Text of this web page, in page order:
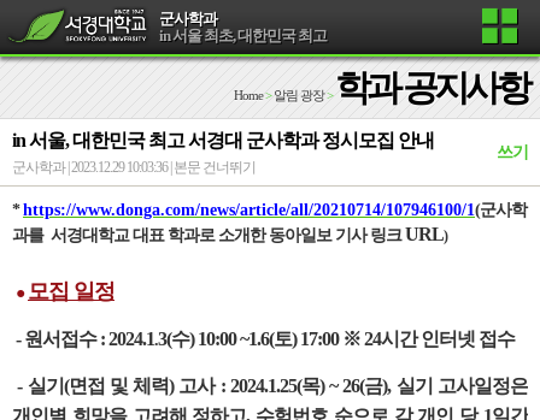
군사학과
in 서울 최초, 대한민국 최고
Home> 알림 광장> 학과 공지사항
in 서울, 대한민국 최고 서경대 군사학과 정시모집 안내
쓰기
군사학과 | 2023.12.29 10:03:36 | 본문 건너뛰기
*https://www.donga.com/news/article/all/20210714/107946100/1(군사학
과를 서경대학교 대표 학과로 소개한 동아일보 기사 링크URL)
● 모집 일정
- 원서접수 : 2024.1.3(수) 10:00 ~1.6(토) 17:00 ※ 24시간 인터넷 접수
- 실기(면접 및 체력) 고사 : 2024.1.25(목) ~ 26(금), 실기 고사일정은
개인별 희망을 고려해 정하고, 수험번호 순으로 각 개인 당 1일간